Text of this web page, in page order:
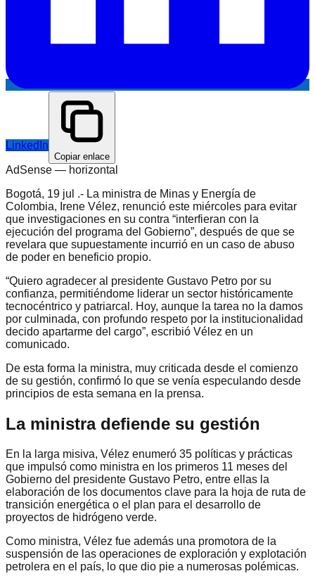
LinkedIn
Copiar enlace
AdSense — horizontal
Bogotá, 19 jul .- La ministra de Minas y Energía de
Colombia, Irene Vélez, renunció este miércoles para evitar
que investigaciones en su contra “interfieran con la
ejecución del programa del Gobierno”, después de que se
revelara que supuestamente incurrió en un caso de abuso
de poder en beneficio propio.
“Quiero agradecer al presidente Gustavo Petro por su
confianza, permitiéndome liderar un sector históricamente
tecnocéntrico y patriarcal. Hoy, aunque la tarea no la damos
por culminada, con profundo respeto por la institucionalidad
decido apartarme del cargo”, escribió Vélez en un
comunicado.
De esta forma la ministra, muy criticada desde el comienzo
de su gestión, confirmó lo que se venía especulando desde
principios de esta semana en la prensa.
La ministra defiende su gestión
En la larga misiva, Vélez enumeró 35 políticas y prácticas
que impulsó como ministra en los primeros 11 meses del
Gobierno del presidente Gustavo Petro, entre ellas la
elaboración de los documentos clave para la hoja de ruta de
transición energética o el plan para el desarrollo de
proyectos de hidrógeno verde.
Como ministra, Vélez fue además una promotora de la
suspensión de las operaciones de exploración y explotación
petrolera en el país, lo que dio pie a numerosas polémicas.